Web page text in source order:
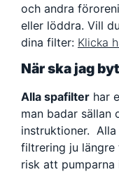
och andra
eller löddra. Vill
dina filter: Klicka
När ska jag
Alla spafilter har
man badar sällan
instruktioner.
filtrering ju
risk att